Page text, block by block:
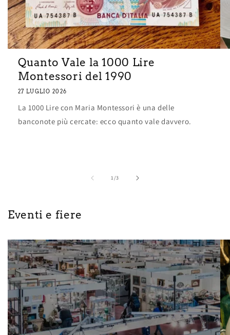
Quanto Vale la 1000 Lire
Montessori del 1990
27 LUGLIO 2026
La 1000 Lire con Maria Montessori è una delle
banconote più cercate: ecco quanto vale davvero.
1/su
3
Eventi e fiere